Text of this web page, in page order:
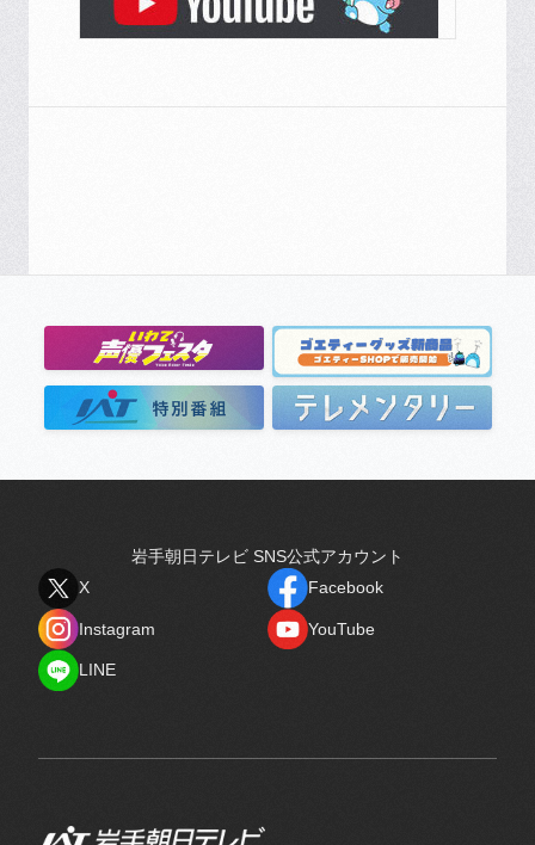
岩手朝日テレビ SNS公式アカウント
X
Facebook
Instagram
YouTube
LINE